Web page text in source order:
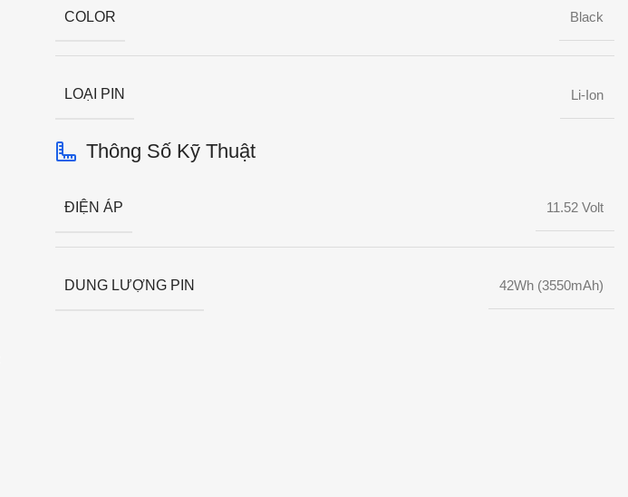
COLOR Black
LOẠI PIN Li-Ion
Thông Số Kỹ Thuật
ĐIỆN ÁP 11.52 Volt
DUNG LƯỢNG PIN 42Wh (3550mAh)